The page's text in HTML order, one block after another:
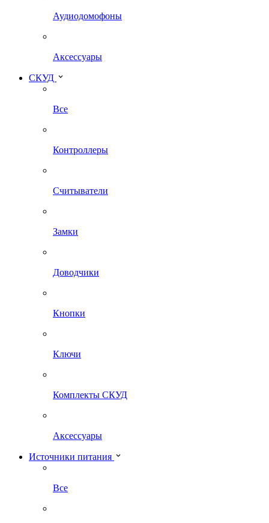
Аудиодомофоны
Аксессуары
СКУД
Все
Контроллеры
Считыватели
Замки
Доводчики
Кнопки
Ключи
Комплекты СКУД
Аксессуары
Источники питания
Все